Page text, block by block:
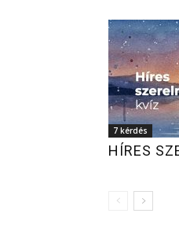
7 kérdés
HÍRES